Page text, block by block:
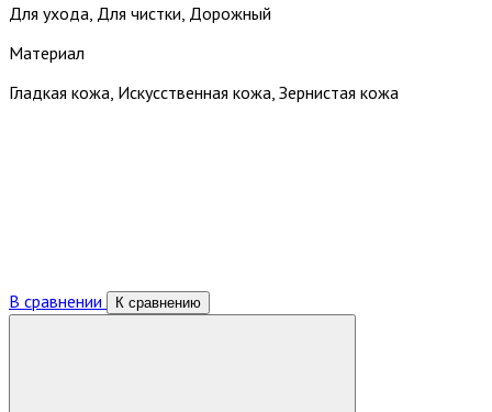
Для ухода, Для чистки, Дорожный
Материал
Гладкая кожа, Искусственная кожа, Зернистая кожа
В сравнении К сравнению